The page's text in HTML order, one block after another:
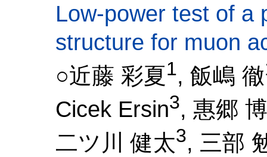
Low-power test of a
structure for muon
○近藤 彩夏1, 飯嶋 徹
Cicek Ersin3, 惠郷
二ツ川 健太3, 三部